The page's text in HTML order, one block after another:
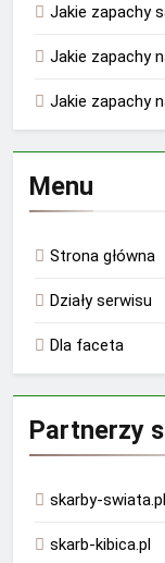
Jakie zapachy
Jakie zapachy
Jakie zapachy
Menu
Strona główna
Działy serwisu
Dla faceta
Partnerzy
skarby-swiata.pl
skarb-kibica.pl